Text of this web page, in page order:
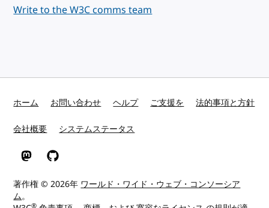
Write to the W3C comms team
ホーム お問い合わせ ヘルプ ご支援を 法的事項と方針
会社概要 システムステータス
MastodonGitHub
著作権 © 2026年 ワールド・ワイド・ウェブ・コンソーシア
ム。
®